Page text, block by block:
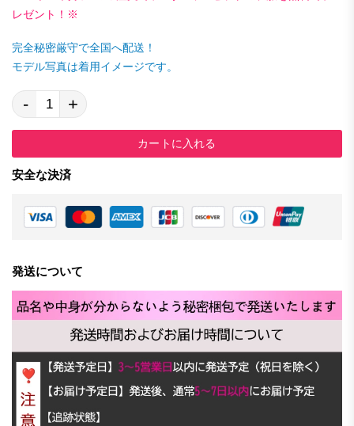
レゼント！※
完全秘密厳守で全国へ配送！
モデル写真は着用イメージです。
- +
カートに入れる
安全な決済
発送について